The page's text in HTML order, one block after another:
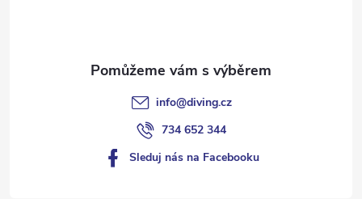
info@diving.cz
734 652 344
Sleduj nás na Facebooku